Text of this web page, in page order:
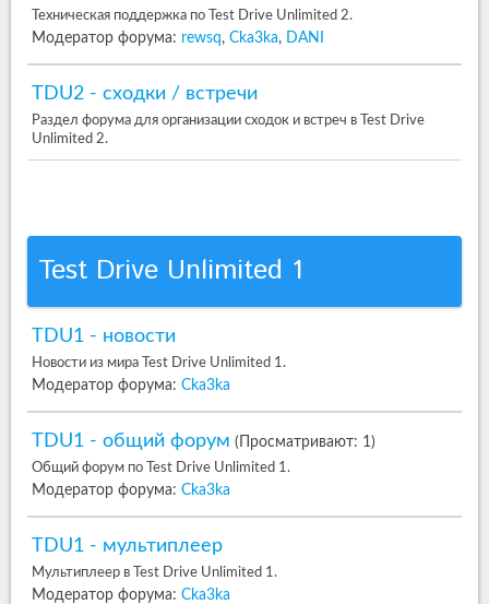
Техническая поддержка по Test Drive Unlimited 2.
Модератор форума: rewsq, Cka3ka, DANI
TDU2 - сходки / встречи
Раздел форума для организации сходок и встреч в Test Drive
Unlimited 2.
Test Drive Unlimited 1
TDU1 - новости
Новости из мира Test Drive Unlimited 1.
Модератор форума: Cka3ka
TDU1 - общий форум (Просматривают: 1)
Общий форум по Test Drive Unlimited 1.
Модератор форума: Cka3ka
TDU1 - мультиплеер
Мультиплеер в Test Drive Unlimited 1.
Модератор форума: Cka3ka